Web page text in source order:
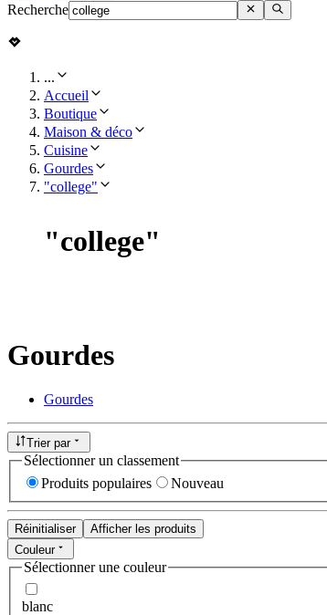
Recherche
...
Accueil
Boutique
Maison & déco
Cuisine
Gourdes
"college"
"college"
Gourdes
Gourdes
Trier par
Sélectionner un classement
Produits populaires
Nouveau
Réinitialiser
Afficher les produits
Couleur
Sélectionner une couleur
blanc